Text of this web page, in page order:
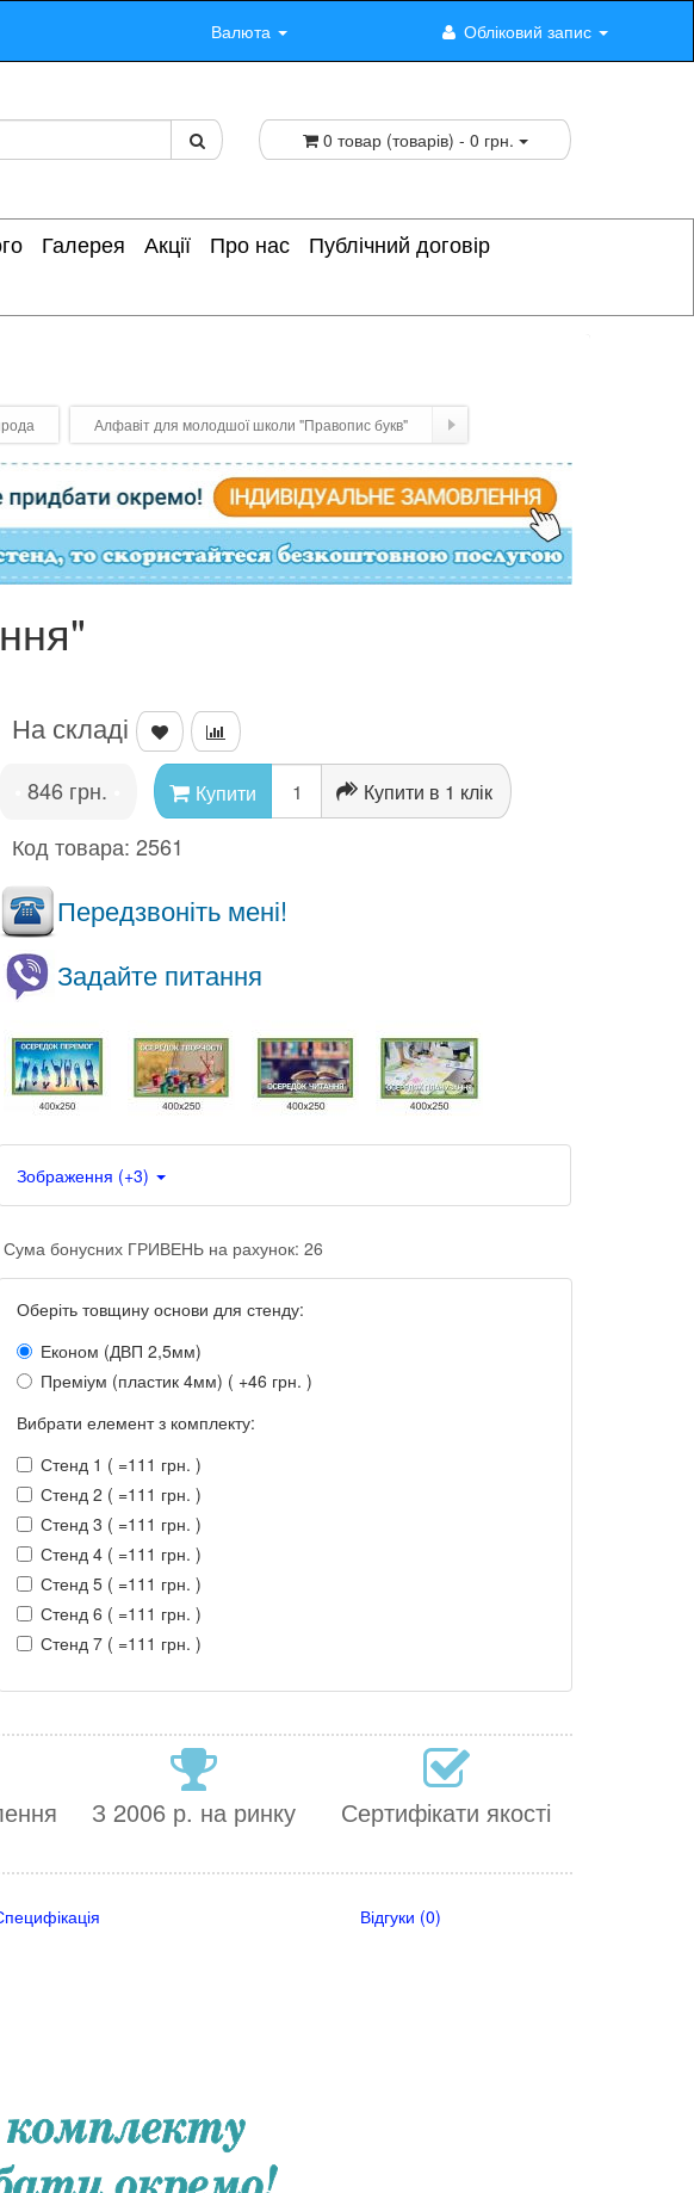
Валюта Обліковий запис
0 товар (товарів) - 0 грн.
Галерея Акції Про нас
Публічний договір
Алфавіт для молодшої школи "Правопис букв"
На складі
846 грн. Купити Купити в 1 клік
Код товара:2561
Передзвоніть мені!
Задайте питання
Зображення (+3)
Сума бонусних ГРИВЕНЬ на рахунок: 26
Оберіть товщину основи для стенду:
Економ (ДВП 2,5мм)
Преміум (пластик 4мм) ( +46 грн. )
Вибрати елемент з комплекту:
Стенд 1 ( =111 грн. )
Стенд 2 ( =111 грн. )
Стенд 3 ( =111 грн. )
Стенд 4 ( =111 грн. )
Стенд 5 ( =111 грн. )
Стенд 6 ( =111 грн. )
Стенд 7 ( =111 грн. )
З 2006 р. на ринку Сертифікати якості
Відгуки (0)